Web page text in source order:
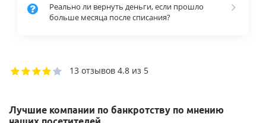
Реально ли вернуть деньги, если прошло
больше месяца после списания?
13 отзывов 4.8 из 5
Лучшие компании по банкротству по мнению